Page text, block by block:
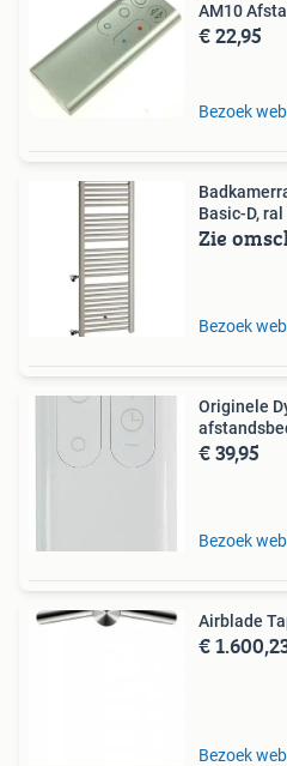
AM10
€ 22,95
Bezoek
Basic-D,
Zie
Bezoek
Originele
€ 39,95
Bezoek
Airblade
€
Bezoek